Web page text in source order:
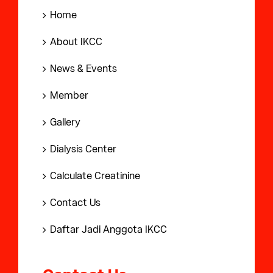
Home
About IKCC
News & Events
Member
Gallery
Dialysis Center
Calculate Creatinine
Contact Us
Daftar Jadi Anggota IKCC